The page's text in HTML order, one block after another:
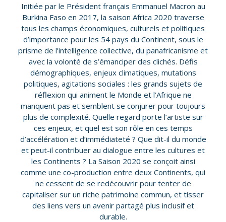
Initiée par le Président français Emmanuel Macron au
Burkina Faso en 2017, la saison Africa 2020 traverse
tous les champs économiques, culturels et politiques
d’importance pour les 54 pays du Continent, sous le
prisme de l’intelligence collective, du panafricanisme et
avec la volonté de s’émanciper des clichés. Défis
démographiques, enjeux climatiques, mutations
politiques, agitations sociales : les grands sujets de
réflexion qui animent le Monde et l’Afrique ne
manquent pas et semblent se conjurer pour toujours
plus de complexité. Quelle regard porte l’artiste sur
ces enjeux, et quel est son rôle en ces temps
d’accélération et d’immédiateté ? Que dit-il du monde
et peut-il contribuer au dialogue entre les cultures et
les Continents ? La Saison 2020 se conçoit ainsi
comme une co-production entre deux Continents, qui
ne cessent de se redécouvrir pour tenter de
capitaliser sur un riche patrimoine commun, et tisser
des liens vers un avenir partagé plus inclusif et
durable.